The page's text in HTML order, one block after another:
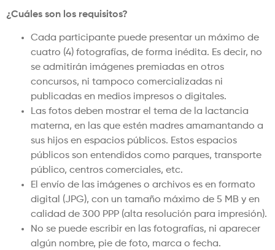
¿Cuáles son los requisitos?
Cada participante puede presentar un máximo de
cuatro (4) fotografías, de forma inédita. Es decir, no
se admitirán imágenes premiadas en otros
concursos, ni tampoco comercializadas ni
publicadas en medios impresos o digitales.
Las fotos deben mostrar el tema de la lactancia
materna, en las que estén madres amamantando a
sus hijos en espacios públicos. Estos espacios
públicos son entendidos como parques, transporte
público, centros comerciales, etc.
El envío de las imágenes o archivos es en formato
digital (JPG), con un tamaño máximo de 5 MB y en
calidad de 300 PPP (alta resolución para impresión).
No se puede escribir en las fotografías, ni aparecer
algún nombre, pie de foto, marca o fecha.